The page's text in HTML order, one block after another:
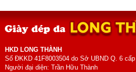
HKD LONG THÀNH
Số ĐKKD 41F8003504 do Sở UBND Q. 6
Người đại diện: Trần Hữu Thành